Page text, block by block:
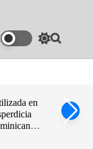
S
c
o
l
S
en